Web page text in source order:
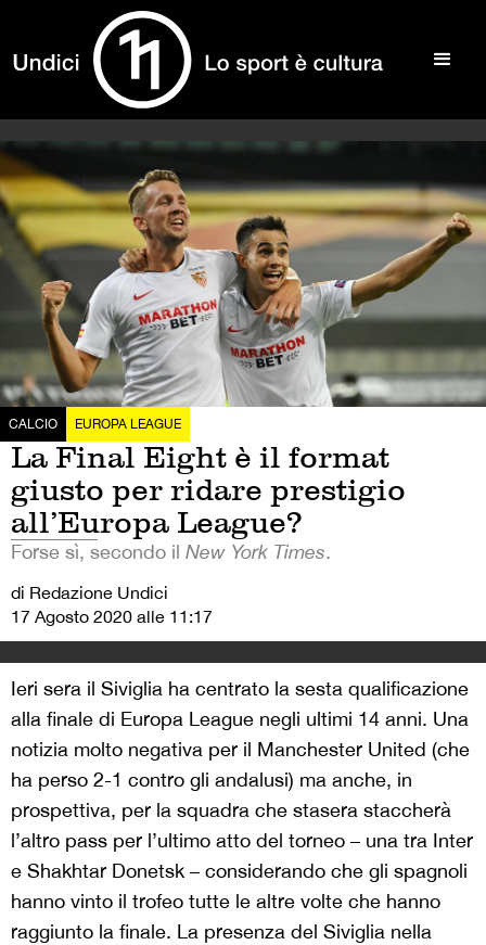
CALCIO EUROPA LEAGUE
La Final Eight è il format
giusto per ridare prestigio
all’Europa League?
Forse sì, secondo il New York Times.
di Redazione Undici
17 Agosto 2020 alle 11:17
Ieri sera il Siviglia ha centrato la sesta qualificazione
alla finale di Europa League negli ultimi 14 anni. Una
notizia molto negativa per il Manchester United (che
ha perso 2-1 contro gli andalusi) ma anche, in
prospettiva, per la squadra che stasera staccherà
l’altro pass per l’ultimo atto del torneo – una tra Inter
e Shakhtar Donetsk – considerando che gli spagnoli
hanno vinto il trofeo tutte le altre volte che hanno
raggiunto la finale. La presenza del Siviglia nella